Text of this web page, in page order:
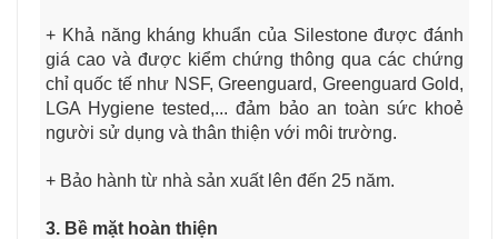
+ Khả năng kháng khuẩn của Silestone được đánh
giá cao và được kiểm chứng thông qua các chứng
chỉ quốc tế như NSF, Greenguard, Greenguard Gold,
LGA Hygiene tested,... đảm bảo an toàn sức khoẻ
người sử dụng và thân thiện với môi trường.
+ Bảo hành từ nhà sản xuất lên đến 25 năm.
3. Bề mặt hoàn thiện